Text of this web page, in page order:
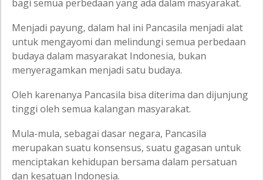
bagi semua perbedaan yang ada dalam masyarakat.
Menjadi payung, dalam hal ini Pancasila menjadi alat
untuk mengayomi dan melindungi semua perbedaan
budaya dalam masyarakat Indonesia, bukan
menyeragamkan menjadi satu budaya.
Oleh karenanya Pancasila bisa diterima dan dijunjung
tinggi oleh semua kalangan masyarakat.
Mula-mula, sebagai dasar negara, Pancasila
merupakan suatu konsensus, suatu gagasan untuk
menciptakan kehidupan bersama dalam persatuan
dan kesatuan Indonesia.